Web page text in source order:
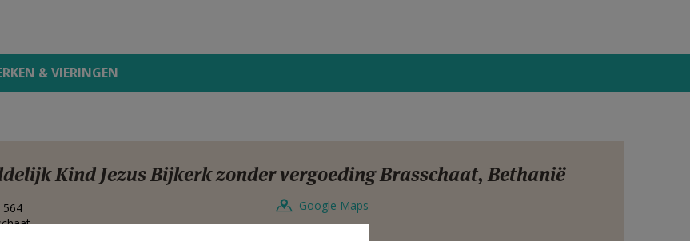
& VIERINGEN
Kind Jezus Bijkerk zonder vergoeding Brasschaat, Bethanië
564
Google Maps